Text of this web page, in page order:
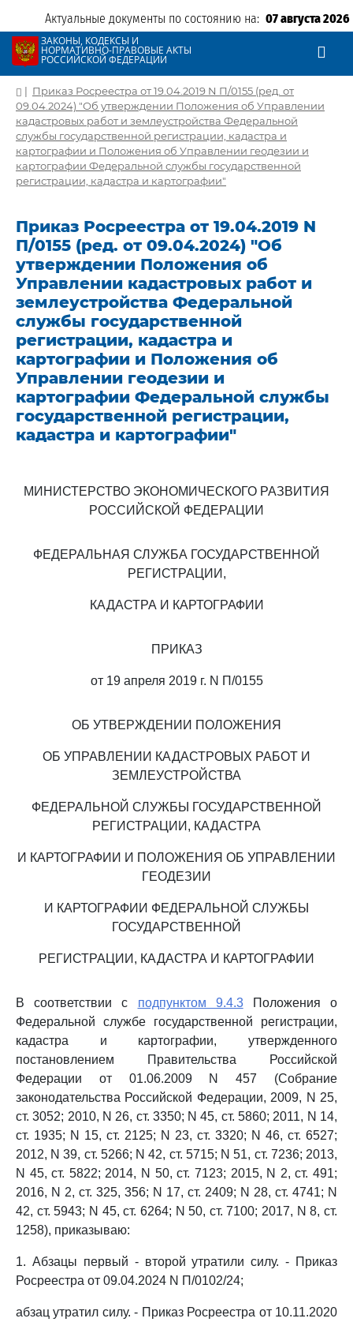
Актуальные документы по состоянию на: 07 августа 2026
ЗАКОНЫ, КОДЕКСЫ И
НОРМАТИВНО-ПРАВОВЫЕ АКТЫ
РОССИЙСКОЙ ФЕДЕРАЦИИ
| Приказ Росреестра от 19.04.2019 N П/0155 (ред. от
09.04.2024) "Об утверждении Положения об Управлении
кадастровых работ и землеустройства Федеральной
службы государственной регистрации, кадастра и
картографии и Положения об Управлении геодезии и
картографии Федеральной службы государственной
регистрации, кадастра и картографии"
Приказ Росреестра от 19.04.2019 N
П/0155 (ред. от 09.04.2024) "Об
утверждении Положения об
Управлении кадастровых работ и
землеустройства Федеральной
службы государственной
регистрации, кадастра и
картографии и Положения об
Управлении геодезии и
картографии Федеральной службы
государственной регистрации,
кадастра и картографии"
МИНИСТЕРСТВО ЭКОНОМИЧЕСКОГО РАЗВИТИЯ
РОССИЙСКОЙ ФЕДЕРАЦИИ
ФЕДЕРАЛЬНАЯ СЛУЖБА ГОСУДАРСТВЕННОЙ
РЕГИСТРАЦИИ,
КАДАСТРА И КАРТОГРАФИИ
ПРИКАЗ
от 19 апреля 2019 г. N П/0155
ОБ УТВЕРЖДЕНИИ ПОЛОЖЕНИЯ
ОБ УПРАВЛЕНИИ КАДАСТРОВЫХ РАБОТ И
ЗЕМЛЕУСТРОЙСТВА
ФЕДЕРАЛЬНОЙ СЛУЖБЫ ГОСУДАРСТВЕННОЙ
РЕГИСТРАЦИИ, КАДАСТРА
И КАРТОГРАФИИ И ПОЛОЖЕНИЯ ОБ УПРАВЛЕНИИ
ГЕОДЕЗИИ
И КАРТОГРАФИИ ФЕДЕРАЛЬНОЙ СЛУЖБЫ
ГОСУДАРСТВЕННОЙ
РЕГИСТРАЦИИ, КАДАСТРА И КАРТОГРАФИИ
В соответствии с подпунктом 9.4.3Положения о
Федеральной службе государственной регистрации,
кадастра и картографии, утвержденного
постановлением Правительства Российской
Федерации от 01.06.2009 N 457 (Собрание
законодательства Российской Федерации, 2009, N 25,
ст. 3052; 2010, N 26, ст. 3350; N 45, ст. 5860; 2011, N 14,
ст. 1935; N 15, ст. 2125; N 23, ст. 3320; N 46, ст. 6527;
2012, N 39, ст. 5266; N 42, ст. 5715; N 51, ст. 7236; 2013,
N 45, ст. 5822; 2014, N 50, ст. 7123; 2015, N 2, ст. 491;
2016, N 2, ст. 325, 356; N 17, ст. 2409; N 28, ст. 4741; N
42, ст. 5943; N 45, ст. 6264; N 50, ст. 7100; 2017, N 8, ст.
1258), приказываю:
1. Абзацы первый - второй утратили силу. - Приказ
Росреестра от 09.04.2024 N П/0102/24;
абзац утратил силу. - Приказ Росреестра от 10.11.2020